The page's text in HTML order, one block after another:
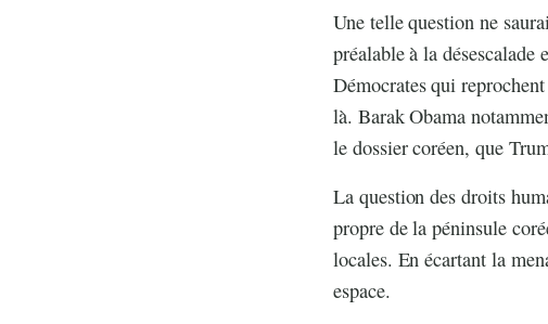
Une telle question ne
préalable à la désescalade
Démocrates qui
là. Barak Obama
le dossier coréen, que
La question des droits
propre de la péninsule
locales. En écartant la
espace.